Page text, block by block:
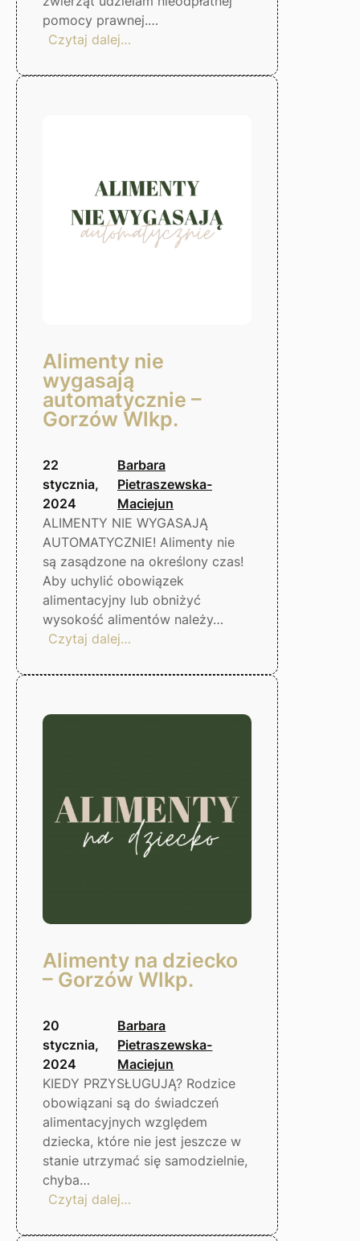
pomocy prawnej.…
Czytaj dalej…
bono
Alimenty nie
wygasają
automatycznie –
Gorzów Wlkp.
22
stycznia,
2024
Barbara
Pietraszewska-
Maciejun
ALIMENTY NIE WYGASAJĄ
AUTOMATYCZNIE! Alimenty nie
są zasądzone na określony czas!
Aby uchylić obowiązek
alimentacyjny lub obniżyć
wysokość alimentów należy…
Czytaj dalej…
nie
automatycznie
Alimenty na dziecko
– Gorzów Wlkp.
20
stycznia,
2024
Barbara
Pietraszewska-
Maciejun
KIEDY PRZYSŁUGUJĄ? Rodzice
obowiązani są do świadczeń
alimentacyjnych względem
dziecka, które nie jest jeszcze w
stanie utrzymać się samodzielnie,
chyba…
Czytaj dalej…
na